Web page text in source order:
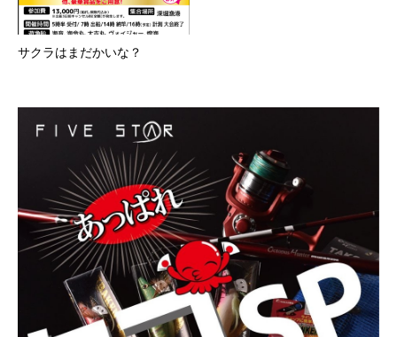
サクラはまだかいな？